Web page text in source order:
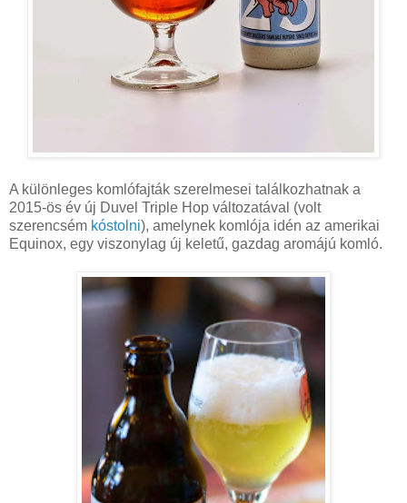
A különleges komlófajták szerelmesei találkozhatnak a
2015-ös év új Duvel Triple Hop változatával (volt
szerencsém kóstolni), amelynek komlója idén az amerikai
Equinox, egy viszonylag új keletű, gazdag aromájú komló.